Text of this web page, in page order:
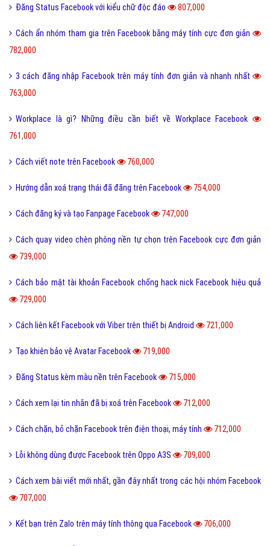
Đăng Status Facebook với kiểu chữ độc đáo 807,000
Cách ẩn nhóm tham gia trên Facebook bằng máy tính cực đơn giản
782,000
3 cách đăng nhập Facebook trên máy tính đơn giản và nhanh nhất
763,000
Workplace là gì? Những điều cần biết về Workplace Facebook
761,000
Cách viết note trên Facebook 760,000
Hướng dẫn xoá trạng thái đã đăng trên Facebook 754,000
Cách đăng ký và tạo Fanpage Facebook 747,000
Cách quay video chèn phông nền tự chọn trên Facebook cực đơn giản
739,000
Cách bảo mật tài khoản Facebook chống hack nick Facebook hiệu quả
729,000
Cách liên kết Facebook với Viber trên thiết bị Android 721,000
Tạo khiên bảo vệ Avatar Facebook 719,000
Đăng Status kèm màu nền trên Facebook 715,000
Cách xem lại tin nhắn đã bị xoá trên Facebook 712,000
Cách chặn, bỏ chặn Facebook trên điện thoại, máy tính 712,000
Lỗi không dùng được Facebook trên Oppo A3S 709,000
Cách xem bài viết mới nhất, gần đây nhất trong các hội nhóm Facebook
707,000
Kết bạn trên Zalo trên máy tính thông qua Facebook 706,000